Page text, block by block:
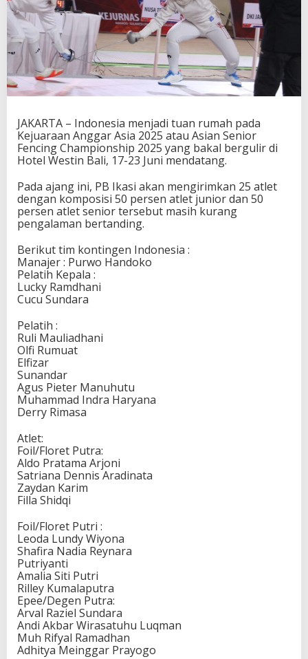
a
s
A
t
l
e
J
u
n
i
o
r
d
a
n
S
n
i
r
u
i
a
n
c
h
a
m
o
n
s
h
i
p
JAKARTA – Indonesia menjadi tuan rumah pada
Kejuaraan Anggar Asia 2025 atau Asian Senior
Fencing Championship 2025 yang bakal bergulir di
Hotel Westin Bali, 17-23 Juni mendatang.
Pada ajang ini, PB Ikasi akan mengirimkan 25 atlet
dengan komposisi 50 persen atlet junior dan 50
persen atlet senior tersebut masih kurang
pengalaman bertanding.
Berikut tim kontingen Indonesia :
Manajer : Purwo Handoko
Pelatih Kepala :
Lucky Ramdhani
Cucu Sundara
Pelatih :
Ruli Mauliadhani
Olfi Rumuat
Elfizar
Sunandar
Agus Pieter Manuhutu
Muhammad Indra Haryana
Derry Rimasa
Atlet:
Foil/Floret Putra:
Aldo Pratama Arjoni
Satriana Dennis Aradinata
Zaydan Karim
Filla Shidqi
Foil/Floret Putri :
Leoda Lundy Wiyona
Shafira Nadia Reynara
Putriyanti
Amalia Siti Putri
Rilley Kumalaputra
Epee/Degen Putra:
Arval Raziel Sundara
Andi Akbar Wirasatuhu Luqman
Muh Rifyal Ramadhan
Adhitya Meinggar Prayogo